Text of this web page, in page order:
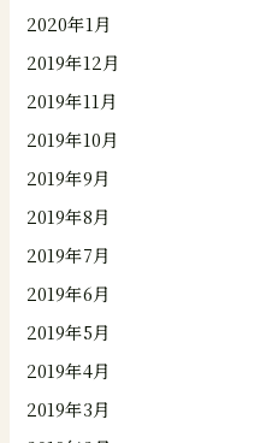
2020年1月
2019年12月
2019年11月
2019年10月
2019年9月
2019年8月
2019年7月
2019年6月
2019年5月
2019年4月
2019年3月